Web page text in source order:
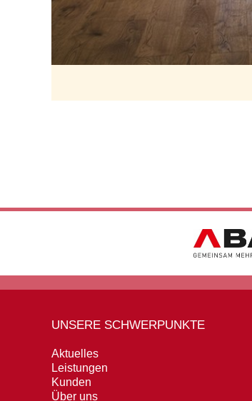
UNSERE SCHWERPUNKTE
Aktuelles
Leistungen
Kunden
Über uns